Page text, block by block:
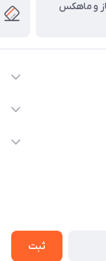
و ماهکس
کنید)
ثبت